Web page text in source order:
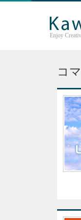
Enjoy
コ